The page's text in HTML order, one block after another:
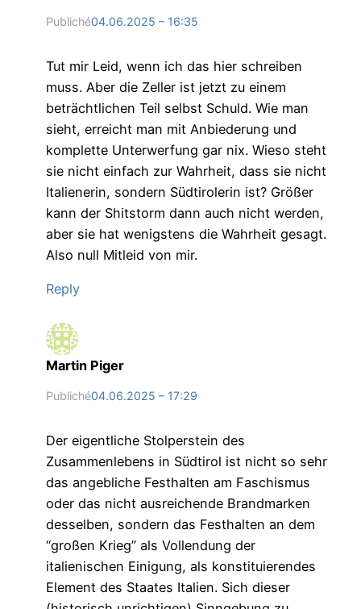
Publiché04.06.2025 – 16:35
Tut mir Leid, wenn ich das hier schreiben
muss. Aber die Zeller ist jetzt zu einem
beträchtlichen Teil selbst Schuld. Wie man
sieht, erreicht man mit Anbiederung und
komplette Unterwerfung gar nix. Wieso steht
sie nicht einfach zur Wahrheit, dass sie nicht
Italienerin, sondern Südtirolerin ist? Größer
kann der Shitstorm dann auch nicht werden,
aber sie hat wenigstens die Wahrheit gesagt.
Also null Mitleid von mir.
Reply
Martin Piger
Publiché04.06.2025 – 17:29
Der eigentliche Stolperstein des
Zusammenlebens in Südtirol ist nicht so sehr
das angebliche Festhalten am Faschismus
oder das nicht ausreichende Brandmarken
desselben, sondern das Festhalten an dem
“großen Krieg” als Vollendung der
italienischen Einigung, als konstituierendes
Element des Staates Italien. Sich dieser